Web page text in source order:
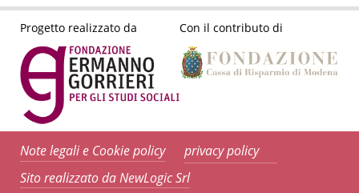
Progetto realizzato da Con il contributo di
Note legali e Cookie policy
privacy policy
Sito realizzato da NewLogic Srl